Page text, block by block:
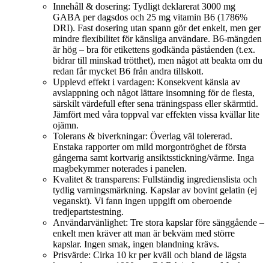
Innehåll & dosering: Tydligt deklarerat 3000 mg
GABA per dagsdos och 25 mg vitamin B6 (1786%
DRI). Fast dosering utan spann gör det enkelt, men ger
mindre flexibilitet för känsliga användare. B6‑mängden
är hög – bra för etikettens godkända påståenden (t.ex.
bidrar till minskad trötthet), men något att beakta om du
redan får mycket B6 från andra tillskott.
Upplevd effekt i vardagen: Konsekvent känsla av
avslappning och något lättare insomning för de flesta,
särskilt värdefull efter sena träningspass eller skärmtid.
Jämfört med våra toppval var effekten vissa kvällar lite
ojämn.
Tolerans & biverkningar: Överlag väl tolererad.
Enstaka rapporter om mild morgontröghet de första
gångerna samt kortvarig ansiktsstickning/värme. Inga
magbekymmer noterades i panelen.
Kvalitet & transparens: Fullständig ingredienslista och
tydlig varningsmärkning. Kapslar av bovint gelatin (ej
veganskt). Vi fann ingen uppgift om oberoende
tredjepartstestning.
Användarvänlighet: Tre stora kapslar före sänggående –
enkelt men kräver att man är bekväm med större
kapslar. Ingen smak, ingen blandning krävs.
Prisvärde: Cirka 10 kr per kväll och bland de lägsta